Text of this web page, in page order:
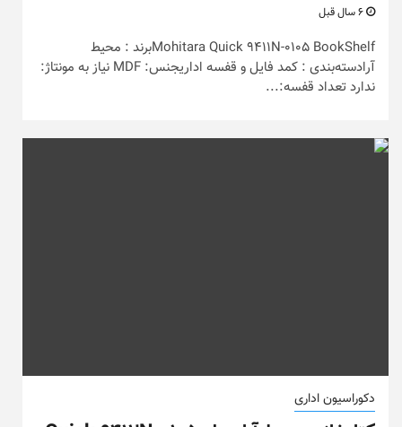
Mohitara Quick 9411N-0105 BookShelfبرند : محیط
آرادسته‌بندی : کمد فایل و قفسه اداریجنس: MDF نیاز به مونتاژ:
ندارد تعداد قفسه:...
دکوراسیون اداری